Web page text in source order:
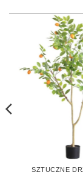
SZTUCZNE